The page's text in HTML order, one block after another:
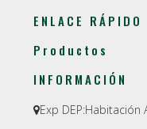
ENLACE RÁPIDO
Productos
INFORMACIÓN
Exp DEP:Habitación